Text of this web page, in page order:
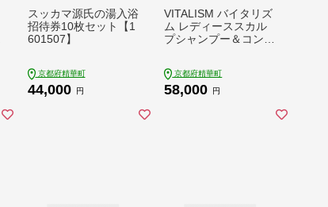
スッカマ源氏の湯入浴
招待券10枚セット【1
601507】
京都府精華町
44,000 円
VITALISM バイタリズ
ム レディーススカル
プシャンプー＆コンデ
京都府精華町
58,000 円